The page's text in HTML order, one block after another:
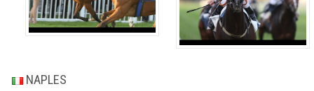
NAPLES